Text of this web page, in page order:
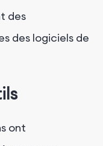
des
des logiciels de
ont